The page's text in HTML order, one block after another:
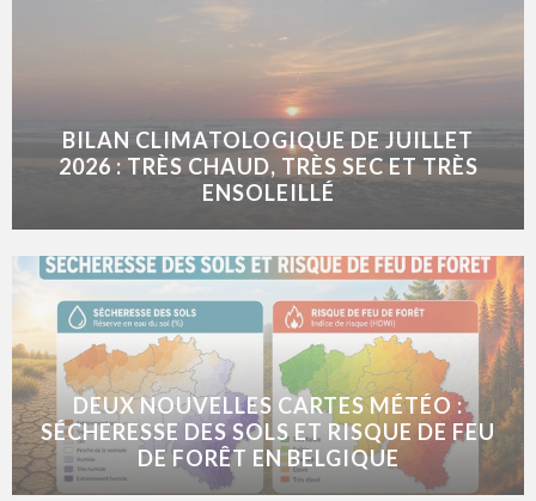
BILAN CLIMATOLOGIQUE DE JUILLET
2026 : TRÈS CHAUD, TRÈS SEC ET TRÈS
ENSOLEILLÉ
DEUX NOUVELLES CARTES MÉTÉO :
SÉCHERESSE DES SOLS ET RISQUE DE FEU
DE FORÊT EN BELGIQUE